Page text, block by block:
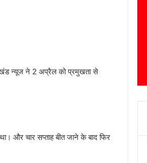
न्यूज ने 2 अप्रैल को प्रमुखता से
और चार सप्ताह बीत जाने के बाद फिर